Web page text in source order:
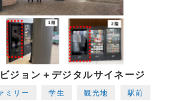
ジョン＋デジタルサイネージ
ミリー 学生 観光地 駅前